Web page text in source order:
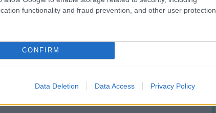
functionality and fraud prevention, and other user protection.
CONFIRM
Data Deletion Data Access Privacy Policy